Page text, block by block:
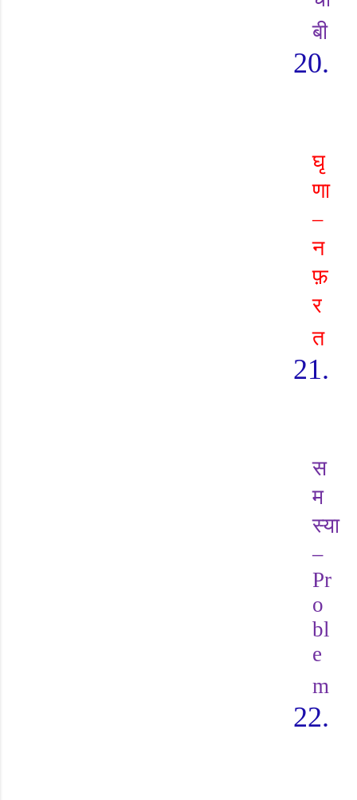
बी
20.
घृ
णा
–
न
फ़
र
त
21.
स
म
स्या
–
Pr
o
bl
e
m
22.